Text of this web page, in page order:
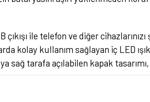
çıkışı ile telefon ve diğer
kolay kullanım sağlayan iç LED
sağ tarafa açılabilen kapak